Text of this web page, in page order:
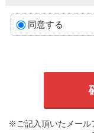
同意する
※ご記入頂いたメール